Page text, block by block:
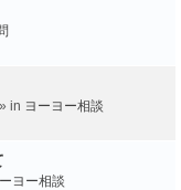
in ヨーヨー相談
ヨー相談